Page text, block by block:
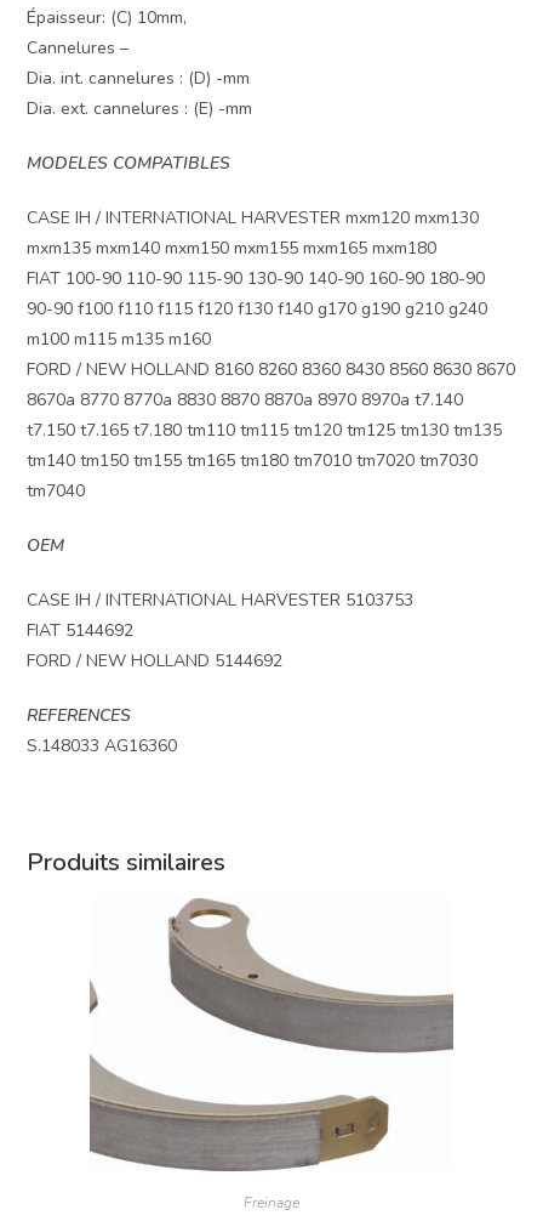
Épaisseur: (C) 10mm,
Cannelures –
Dia. int. cannelures : (D) -mm
Dia. ext. cannelures : (E) -mm
MODELES COMPATIBLES
CASE IH / INTERNATIONAL HARVESTER mxm120 mxm130
mxm135 mxm140 mxm150 mxm155 mxm165 mxm180
FIAT 100-90 110-90 115-90 130-90 140-90 160-90 180-90
90-90 f100 f110 f115 f120 f130 f140 g170 g190 g210 g240
m100 m115 m135 m160
FORD / NEW HOLLAND 8160 8260 8360 8430 8560 8630 8670
8670a 8770 8770a 8830 8870 8870a 8970 8970a t7.140
t7.150 t7.165 t7.180 tm110 tm115 tm120 tm125 tm130 tm135
tm140 tm150 tm155 tm165 tm180 tm7010 tm7020 tm7030
tm7040
OEM
CASE IH / INTERNATIONAL HARVESTER 5103753
FIAT 5144692
FORD / NEW HOLLAND 5144692
REFERENCES
S.148033 AG16360
Produits similaires
Freinage